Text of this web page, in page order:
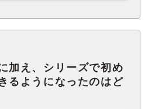
加え、シリーズで初め
るようになったのはど